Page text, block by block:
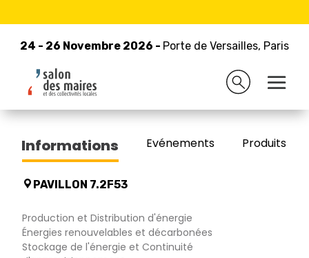
24 - 26 Novembre 2026 - Porte de Versailles, Paris
24 - 26 Novembre 2026 - Porte de Versailles, Paris
Retour à la liste des exposants
Q ENERGY FRANCE SAS
Informations Evénements Produits/
PAVILLON 7.2F53
Production et Distribution d'énergie
Énergies renouvelables et décarbonées
Stockage de l'énergie et Continuité